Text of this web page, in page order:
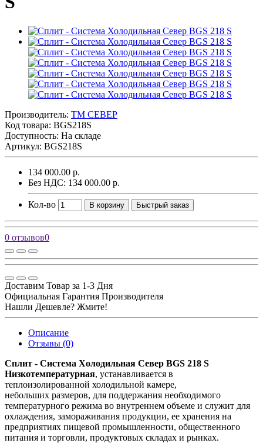
Производитель: ТМ СЕВЕР
Код товара: BGS218S
Доступность: На складе
Артикул: BGS218S
134 000.00 р.
Без НДС: 134 000.00 р.
Кол-во В корзину Быстрый заказ
0 отзывов0
Доставим Товар за 1-3 Дня
Официальная Гарантия Производителя
Нашли Дешевле? Жмите!
Описание
Отзывы (0)
Сплит - Система Холодильная Север BGS 218 S
Низкотемпературная, устанавливается в
теплоизолированной холодильной камере,
небольших размеров, для поддержания необходимого
температурного режима во внутреннем объеме и служит для
охлаждения, замораживания продукции, ее хранения на
предприятиях пищевой промышленности, общественного
питания и торговли, продуктовых складах и рынках.